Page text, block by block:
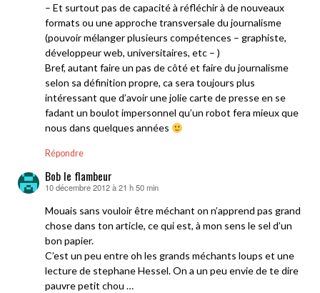
– Et surtout pas de capacité à réfléchir à de nouveaux
formats ou une approche transversale du journalisme
(pouvoir mélanger plusieurs compétences – graphiste,
développeur web, universitaires, etc – )
Bref, autant faire un pas de côté et faire du journalisme
selon sa définition propre, ca sera toujours plus
intéressant que d’avoir une jolie carte de presse en se
fadant un boulot impersonnel qu’un robot fera mieux que
nous dans quelques années
Répondre
Bob le flambeur
dit :
10 décembre 2012 à 21 h 50 min
Mouais sans vouloir être méchant on n’apprend pas grand
chose dans ton article, ce qui est, à mon sens le sel d’un
bon papier.
C’est un peu entre oh les grands méchants loups et une
lecture de stephane Hessel. On a un peu envie de te dire
pauvre petit chou …